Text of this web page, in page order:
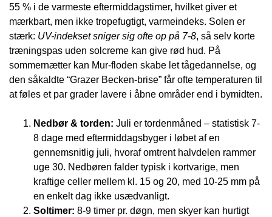
55 % i de varmeste eftermiddagstimer, hvilket giver et
mærkbart, men ikke tropefugtigt, varmeindeks. Solen er
stærk: UV-indekset sniger sig ofte op på 7-8, så selv korte
træningspas uden solcreme kan give rød hud. På
sommernætter kan Mur-floden skabe let tågedannelse, og
den såkaldte “Grazer Becken-brise” får ofte temperaturen til
at føles et par grader lavere i åbne områder end i bymidten.
Nedbør & torden: Juli er tordenmåned – statistisk 7-
8 dage med eftermiddagsbyger i løbet af en
gennemsnitlig juli, hvoraf omtrent halvdelen rammer
uge 30. Nedbøren falder typisk i kortvarige, men
kraftige celler mellem kl. 15 og 20, med 10-25 mm på
en enkelt dag ikke usædvanligt.
Soltimer: 8-9 timer pr. døgn, men skyer kan hurtigt